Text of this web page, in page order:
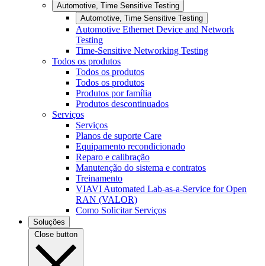
Automotive, Time Sensitive Testing
Automotive, Time Sensitive Testing
Automotive Ethernet Device and Network
Testing
Time-Sensitive Networking Testing
Todos os produtos
Todos os produtos
Todos os produtos
Produtos por família
Produtos descontinuados
Serviços
Serviços
Planos de suporte Care
Equipamento recondicionado
Reparo e calibração
Manutenção do sistema e contratos
Treinamento
VIAVI Automated Lab-as-a-Service for Open
RAN (VALOR)
Como Solicitar Serviços
Soluções
Close button